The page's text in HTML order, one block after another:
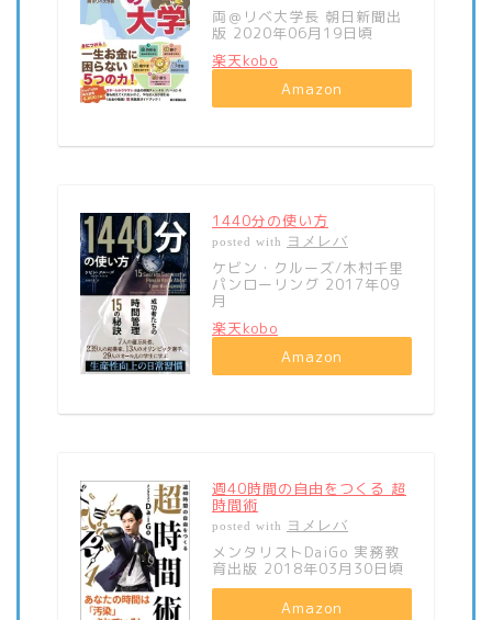
両＠リベ大学長 朝日新聞出
版 2020年06月19日頃
楽天kobo
Amazon
1440分の使い方
posted with ヨメレバ
ケビン・クルーズ/木村千里
パンローリング 2017年09
月
楽天kobo
Amazon
週40時間の自由をつくる 超
時間術
posted with ヨメレバ
メンタリストDaiGo 実務教
育出版 2018年03月30日頃
Amazon